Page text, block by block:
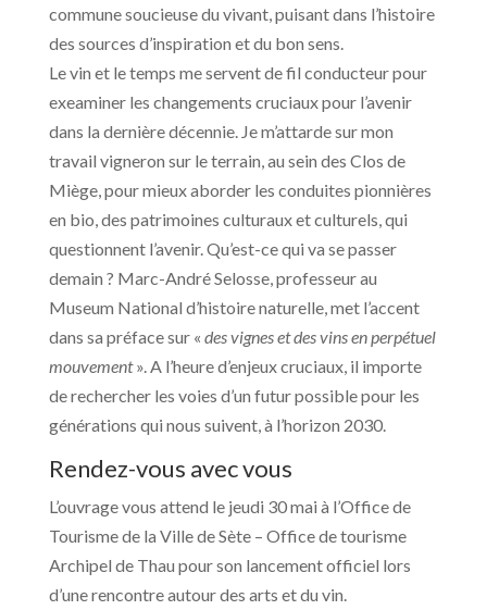
commune soucieuse du vivant, puisant dans l’histoire
des sources d’inspiration et du bon sens.
Le vin et le temps me servent de fil conducteur pour
exeaminer les changements cruciaux pour l’avenir
dans la dernière décennie. Je m’attarde sur mon
travail vigneron sur le terrain, au sein des Clos de
Miège, pour mieux aborder les conduites pionnières
en bio, des patrimoines culturaux et culturels, qui
questionnent l’avenir. Qu’est-ce qui va se passer
demain ? Marc-André Selosse, professeur au
Museum National d’histoire naturelle, met l’accent
dans sa préface sur « des vignes et des vins en perpétuel
mouvement». A l’heure d’enjeux cruciaux, il importe
de rechercher les voies d’un futur possible pour les
générations qui nous suivent, à l’horizon 2030.
Rendez-vous avec vous
L’ouvrage vous attend le jeudi 30 mai à l’Office de
Tourisme de la Ville de Sète – Office de tourisme
Archipel de Thau pour son lancement officiel lors
d’une rencontre autour des arts et du vin.